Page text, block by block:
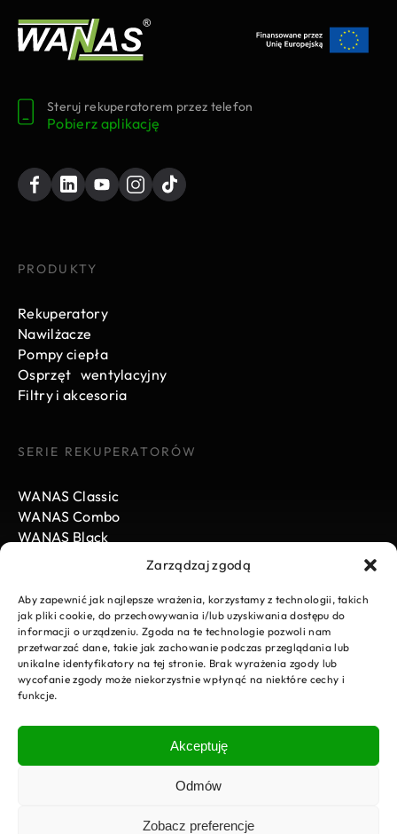
Zarządzaj zgodą
Aby zapewnić jak najlepsze wrażenia, korzystamy z technologii, takich
jak pliki cookie, do przechowywania i/lub uzyskiwania dostępu do
informacji o urządzeniu. Zgoda na te technologie pozwoli nam
przetwarzać dane, takie jak zachowanie podczas przeglądania lub
unikalne identyfikatory na tej stronie. Brak wyrażenia zgody lub
wycofanie zgody może niekorzystnie wpłynąć na niektóre cechy i
funkcje.
Akceptuję
Odmów
Zobacz preferencje
Steruj rekuperatorem przez telefon
Pobierz aplikację
PRODUKTY
Rekuperatory
Nawilżacze
Pompy ciepła
Osprzęt wentylacyjny
Filtry i akcesoria
SERIE REKUPERATORÓW
WANAS Classic
WANAS Combo
WANAS Black
WANAS
Aktualności
Kariera
Do pobrania
E-Sklep
Kontakt